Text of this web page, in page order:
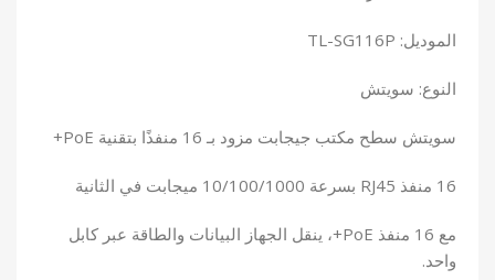
الموديل: TL-SG116P
النوع: سويتش
سويتش سطح مكتب جيجابت مزود بـ 16 منفذًا بتقنية PoE+
16 منفذ RJ45 بسرعة 10/100/1000 ميجابت في الثانية
مع 16 منفذ PoE+، ينقل الجهاز البيانات والطاقة عبر كابل
واحد.